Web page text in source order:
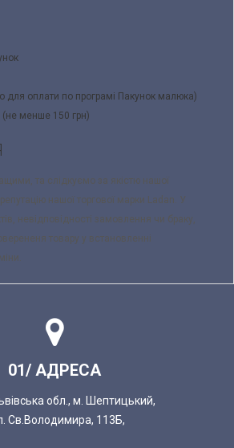
для оплати по програмі Пакунок малюка)
(не менше 150 грн)
та слідкуємо за якістю нашої
нашої торгової марки Ladan. У
невідповідності замовлення чи браку,
товару у встановленні
01/ АДРЕСА
обл., м. Шептицький,
Св.Володимира, 113Б,